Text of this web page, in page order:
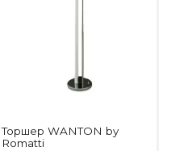
Торшер WANTON by
Romatti